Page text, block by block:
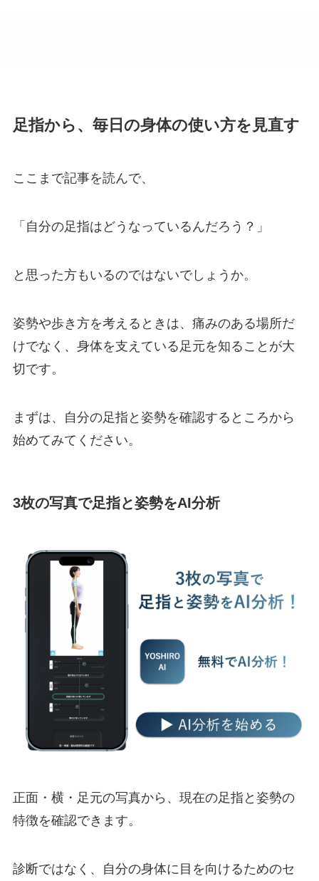
足指から、毎日の身体の使い方を見直す
ここまで記事を読んで、
「自分の足指はどうなっているんだろう？」
と思った方もいるのではないでしょうか。
姿勢や歩き方を考えるときは、痛みのある場所だ
けでなく、身体を支えている足元を知ることが大
切です。
まずは、自分の足指と姿勢を確認するところから
始めてみてください。
3枚の写真で足指と姿勢をAI分析
正面・横・足元の写真から、現在の足指と姿勢の
特徴を確認できます。
診断ではなく、自分の身体に目を向けるためのセ